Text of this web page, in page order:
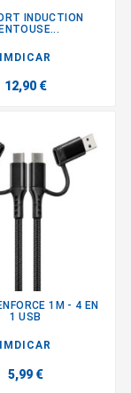
INDUCTION
IMDICAR
12,90 €
1M - 4 EN
1 USB
IMDICAR
5,99 €